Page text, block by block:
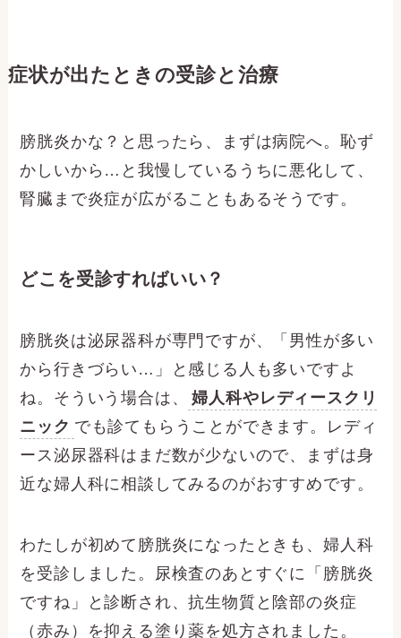
症状が出たときの受診と治療
膀胱炎かな？と思ったら、まずは病院へ。恥ず
かしいから…と我慢しているうちに悪化して、
腎臓まで炎症が広がることもあるそうです。
どこを受診すればいい？
膀胱炎は泌尿器科が専門ですが、「男性が多い
から行きづらい…」と感じる人も多いですよ
ね。そういう場合は、
婦人科やレディースクリ
ニック でも診てもらうことができます。レディ
ース泌尿器科はまだ数が少ないので、まずは身
近な婦人科に相談してみるのがおすすめです。
わたしが初めて膀胱炎になったときも、婦人科
を受診しました。尿検査のあとすぐに「膀胱炎
ですね」と診断され、抗生物質と陰部の炎症
（赤み）を抑える塗り薬を処方されました。